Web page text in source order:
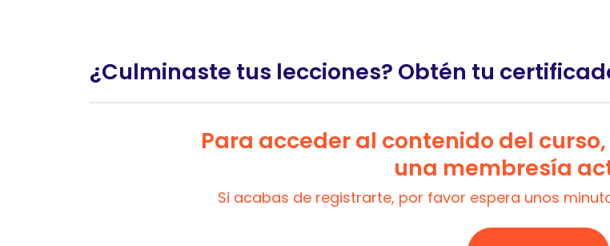
¿Culminaste tus lecciones? Obtén tu
Para acceder al contenido del
una membresía
Si acabas de registrarte, por favor espera unos